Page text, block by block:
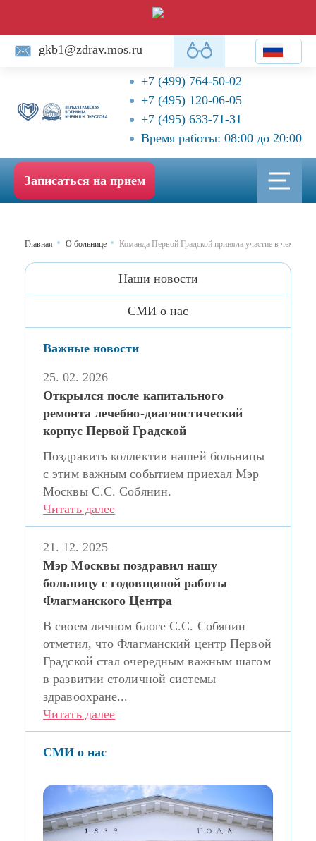
gkb1@zdrav.mos.ru
+7 (499) 764-50-02
+7 (495) 120-06-05
+7 (495) 633-71-31
Время работы: 08:00 до 20:00
Записаться на прием
Главная О больнице Команда Первой Градской приняла участие в
Наши новости
CМИ о нас
Важные новости
25. 02. 2026
Открылся после капитального
ремонта лечебно-диагностический
корпус Первой Градской
Поздравить коллектив нашей больницы
с этим важным событием приехал Мэр
Москвы С.С. Собянин.
Читать далее
21. 12. 2025
Мэр Москвы поздравил нашу
больницу с годовщиной работы
Флагманского Центра
В своем личном блоге С.С. Собянин
отметил, что Флагманский центр Первой
Градской стал очередным важным шагом
в развитии столичной системы
здравоохране...
Читать далее
СМИ о нас